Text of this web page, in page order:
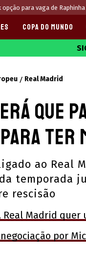
opção para vaga de Raphinha
2025
COPA DO MUNDO
Real Madrid
que
ter
ao Real
temporada
rescisão
Madrid quer
por